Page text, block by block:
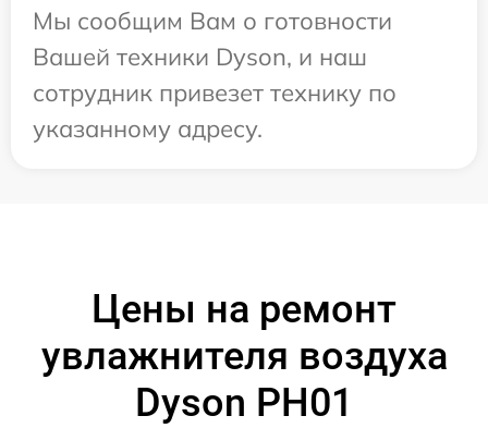
Мы сообщим Вам о готовности
Вашей техники Dyson, и наш
сотрудник привезет технику по
указанному адресу.
Цены на ремонт
увлажнителя воздуха
Dyson PH01